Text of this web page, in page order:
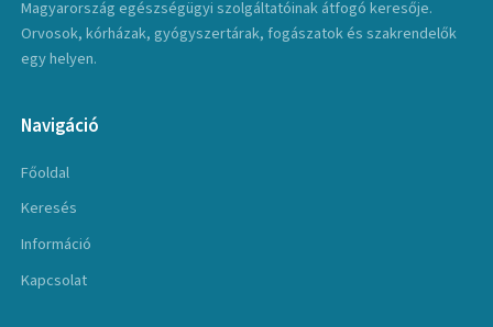
Magyarország egészségügyi szolgáltatóinak átfogó keresője.
Orvosok, kórházak, gyógyszertárak, fogászatok és szakrendelők
egy helyen.
Navigáció
Főoldal
Keresés
Információ
Kapcsolat